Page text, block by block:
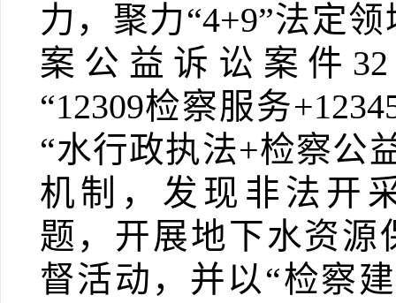
力，聚力“4+9”法定领
案公益诉讼案件 32
“12309检察服务
“水行政执法+检察公
机制，发现非法开
题，开展地下水资源
督活动，并以“检察